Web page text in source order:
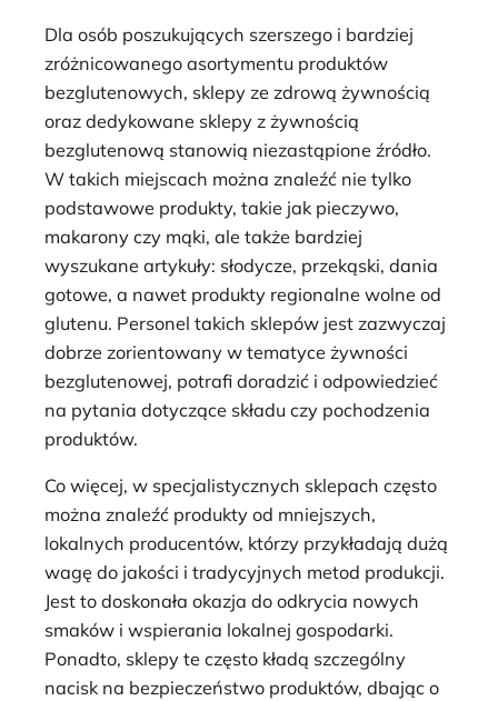
Dla osób poszukujących szerszego i bardziej
zróżnicowanego asortymentu produktów
bezglutenowych, sklepy ze zdrową żywnością
oraz dedykowane sklepy z żywnością
bezglutenową stanowią niezastąpione źródło.
W takich miejscach można znaleźć nie tylko
podstawowe produkty, takie jak pieczywo,
makarony czy mąki, ale także bardziej
wyszukane artykuły: słodycze, przekąski, dania
gotowe, a nawet produkty regionalne wolne od
glutenu. Personel takich sklepów jest zazwyczaj
dobrze zorientowany w tematyce żywności
bezglutenowej, potrafi doradzić i odpowiedzieć
na pytania dotyczące składu czy pochodzenia
produktów.
Co więcej, w specjalistycznych sklepach często
można znaleźć produkty od mniejszych,
lokalnych producentów, którzy przykładają dużą
wagę do jakości i tradycyjnych metod produkcji.
Jest to doskonała okazja do odkrycia nowych
smaków i wspierania lokalnej gospodarki.
Ponadto, sklepy te często kładą szczególny
nacisk na bezpieczeństwo produktów, dbając o